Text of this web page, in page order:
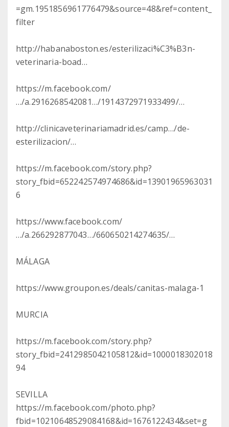
=gm.1951856961776479&source=48&ref=content_
filter
http://habanaboston.es/esterilizaci%C3%B3n-
veterinaria-boad…
https://m.facebook.com/
…/a.2916268542081…/1914372971933499/…
http://clinicaveterinariamadrid.es/camp…/de-
esterilizacion/…
https://m.facebook.com/story.php?
story_fbid=652242574974686&id=13901965963031
6
https://www.facebook.com/
…/a.266292877043…/660650214274635/…
MÁLAGA
https://www.groupon.es/deals/canitas-malaga-1
MURCIA
https://m.facebook.com/story.php?
story_fbid=2412985042105812&id=1000018302018
94
SEVILLA
https://m.facebook.com/photo.php?
fbid=10210648529084168&id=1676122434&set=g